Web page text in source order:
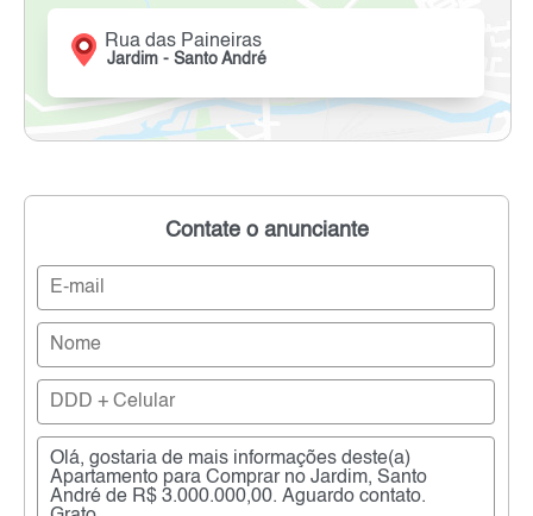
Rua das Paineiras
Jardim - Santo André
Contate o anunciante